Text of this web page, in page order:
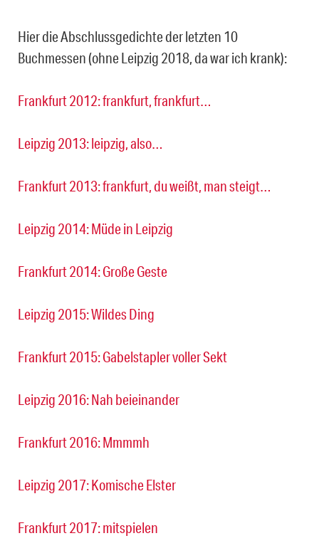
Hier die Abschlussgedichte der letzten 10
Buchmessen (ohne Leipzig 2018, da war ich krank):
Frankfurt 2012: frankfurt, frankfurt…
Leipzig 2013: leipzig, also…
Frankfurt 2013: frankfurt, du weißt, man steigt…
Leipzig 2014: Müde in Leipzig
Frankfurt 2014: Große Geste
Leipzig 2015: Wildes Ding
Frankfurt 2015: Gabelstapler voller Sekt
Leipzig 2016: Nah beieinander
Frankfurt 2016: Mmmmh
Leipzig 2017: Komische Elster
Frankfurt 2017: mitspielen